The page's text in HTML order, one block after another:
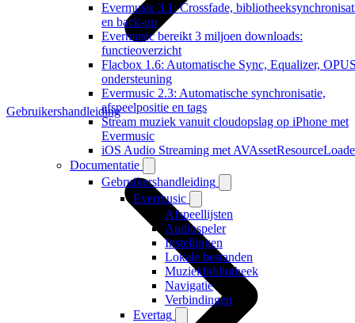
Evermusic 3.1: Crossfade,
en back-up
Evermusic bereikt 3 miljoen downloads:
functieoverzicht
Flacbox 1.6: Automatische Sync, Equalizer,
ondersteuning
Evermusic 2.3: Automatische synchronisatie,
afspeelpositie en tags
Stream muziek vanuit cloudopslag op iPhone met
Evermusic
iOS Audio Streaming met
Documentatie
Gebruikershandleiding
Evermusic
Afspeellijsten
Audiospeler
Instellingen
Lokale bestanden
Muziekbibliotheek
Navigatie
Verbindingen
Evertag
Gebruikershandleiding